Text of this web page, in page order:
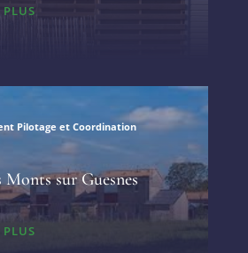
PLUS
Pilotage et Coordination
Monts sur Guesnes
PLUS